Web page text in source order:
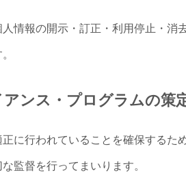
情報の開示・訂正・利用停止・
ンス・プログラムの策
に行われていることを確保する
監督を行ってまいります。